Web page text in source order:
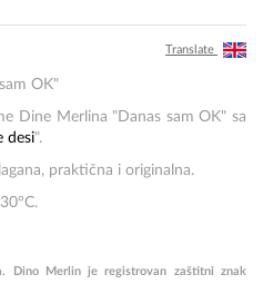
Translate
OK"
Dine Merlina "Danas sam OK" sa
desi".
praktična i originalna.
30°C.
Dino Merlin je registrovan zaštitni znak